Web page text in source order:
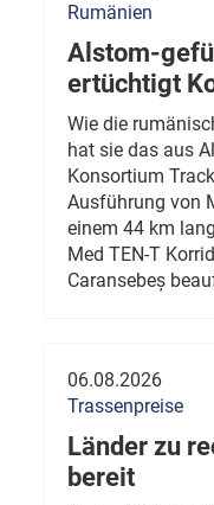
Rumänien
Alstom-
ertüchtigt
Wie die
hat sie das aus
Konsortium
Ausführung von
einem 44 km
Med TEN-T
Caransebeș
06.08.2026
Trassenpreise
Länder zu
bereit